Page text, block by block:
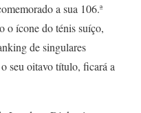
a sua 106.ª
o ícone do ténis suíço,
de singulares
seu oitavo título, ficará a